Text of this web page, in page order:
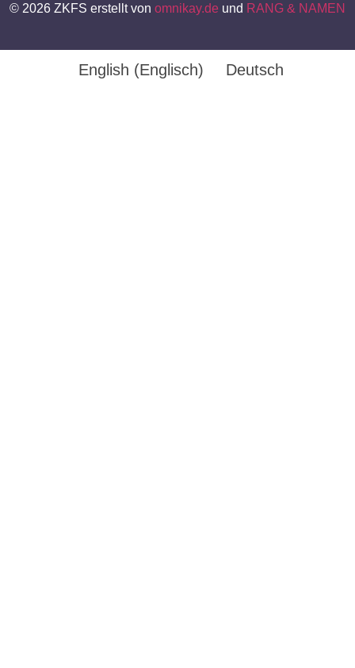
© 2026 ZKFS erstellt von omnikay.de und RANG & NAMEN
English (Englisch) Deutsch